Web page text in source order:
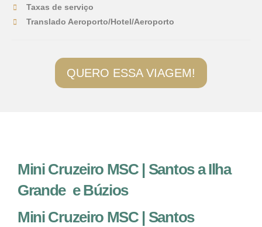
Taxas de serviço
Translado Aeroporto/Hotel/Aeroporto
QUERO ESSA VIAGEM!
Mini Cruzeiro MSC | Santos a Ilha
Grande e Búzios
Mini Cruzeiro MSC | Santos